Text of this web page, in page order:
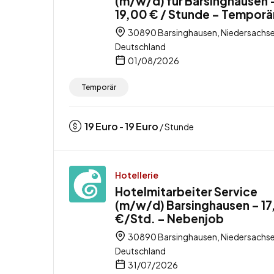
19,00 € / Stunde –
30890 Barsinghausen,
Deutschland
01/08/2026
Temporär
19Euro -19Euro / Stunde
Hotellerie
Hotelmitarbeiter Service
(m/w/d) Barsinghausen –
€/Std. – Nebenjob
30890 Barsinghausen,
Deutschland
31/07/2026